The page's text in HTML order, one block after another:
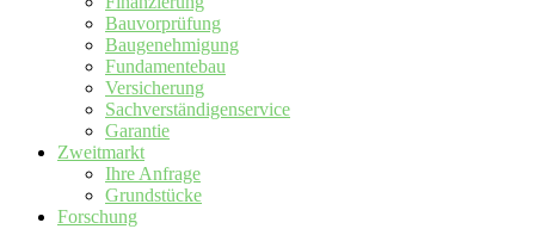
Bauvorprüfung
Baugenehmigung
Fundamentebau
Versicherung
Sachverständigenservice
Garantie
Zweitmarkt
Ihre Anfrage
Grundstücke
Forschung